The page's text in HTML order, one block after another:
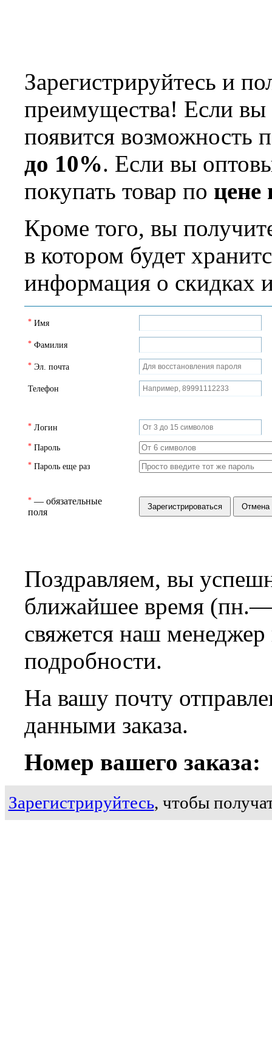
Зарегистрируйтесь и
преимущества! Если вы
появится возможность
до 10%. Если вы
покупать товар по цене
Кроме того, вы
в котором будет
информация о скидках
Имя
*
Фамилия
*
Эл. почта
*
Телефон
Логин
*
Пароль
*
Пароль еще раз
*
* — обязательные
поля
Поздравляем, вы
ближайшее время
свяжется наш
подробности.
На вашу почту
данными заказа.
Номер вашего заказа:
Зарегистрируйтесь, чтобы